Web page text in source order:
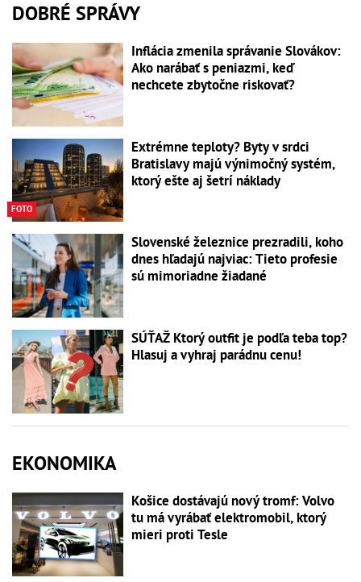
DOBRÉ SPRÁVY
Inflácia zmenila správanie Slovákov:
Ako narábať s peniazmi, keď
nechcete zbytočne riskovať?
FOTO
Extrémne teploty? Byty v srdci
Bratislavy majú výnimočný systém,
ktorý ešte aj šetrí náklady
Slovenské železnice prezradili, koho
dnes hľadajú najviac: Tieto profesie
sú mimoriadne žiadané
SÚŤAŽ Ktorý outfit je podľa teba top?
Hlasuj a vyhraj parádnu cenu!
EKONOMIKA
Košice dostávajú nový tromf: Volvo
tu má vyrábať elektromobil, ktorý
mieri proti Tesle